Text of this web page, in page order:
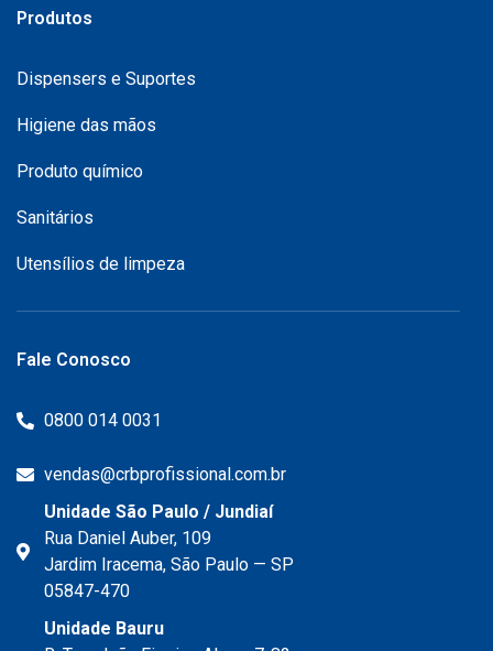
Produtos
Dispensers e Suportes
Higiene das mãos
Produto químico
Sanitários
Utensílios de limpeza
Fale Conosco
0800 014 0031
vendas@crbprofissional.com.br
Unidade São Paulo / Jundiaí
Rua Daniel Auber, 109
Jardim Iracema, São Paulo — SP
05847-470
Unidade Bauru